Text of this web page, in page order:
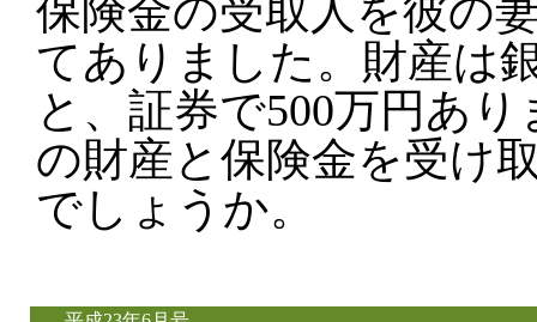
保険金の受取人を彼の
てありました。財産は
と、証券で500万円あ
の財産と保険金を受け
でしょうか。